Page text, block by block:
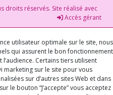
droits réservés. Site réalisé avec
Accès gérant
utilisateur optimale sur le site, nous
qui assurent le bon fonctionnement
Certains tiers utilisent
marketing sur le site pour vous
sur d’autres sites Web et dans
le bouton “J’accepte” vous acceptez